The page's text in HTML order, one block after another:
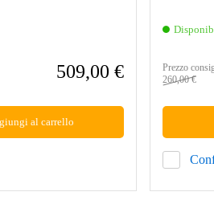
509,00 €
al carrello
Prezzo
260,00 €